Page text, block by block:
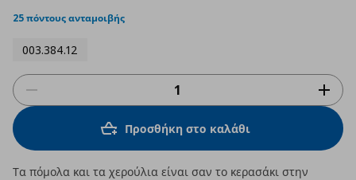
rating
25 πόντους ανταμοιβής
003.384.12
Προσθήκη στο καλάθι
Τα πόμολα και τα χερούλια είναι σαν το κερασάκι στην